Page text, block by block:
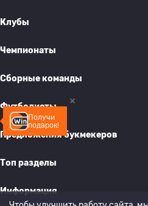
Получи
подарок!
Клубы
Чемпионаты
Сборные команды
Футболисты
Предложения букмекеров
Топ разделы
Информация